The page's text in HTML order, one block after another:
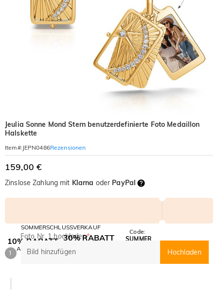
Jeulia Sonne Mond Stern benutzerdefinierte Foto Medaillon
Halskette
Item#: JEPN0486Rezensionen
159,00 €
Zinslose Zahlung mit Klarna oder PayPal
SOMMERSCHLUSSVERKAUF
10% RABATT
AUF ALLES
30% RABATT
Code:
SUMMER
1
Foto Nr. 1 hochladen*
Bild hinzufügen
Hochladen